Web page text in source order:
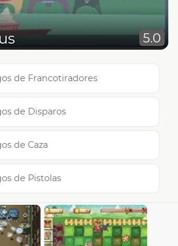
5.0
de Francotiradores
de Disparos
de Caza
de Pistolas